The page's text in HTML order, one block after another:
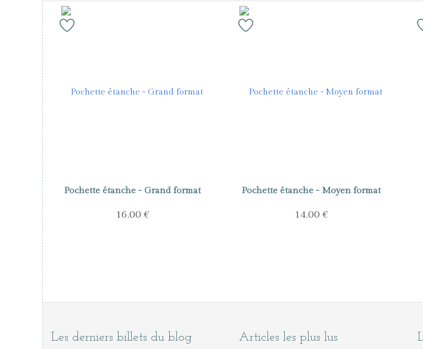
Pochette étanche - Grand format
16.00 €
Pochette étanche - Moyen format
14.00 €
Les derniers billets du blog Articles les plus lus